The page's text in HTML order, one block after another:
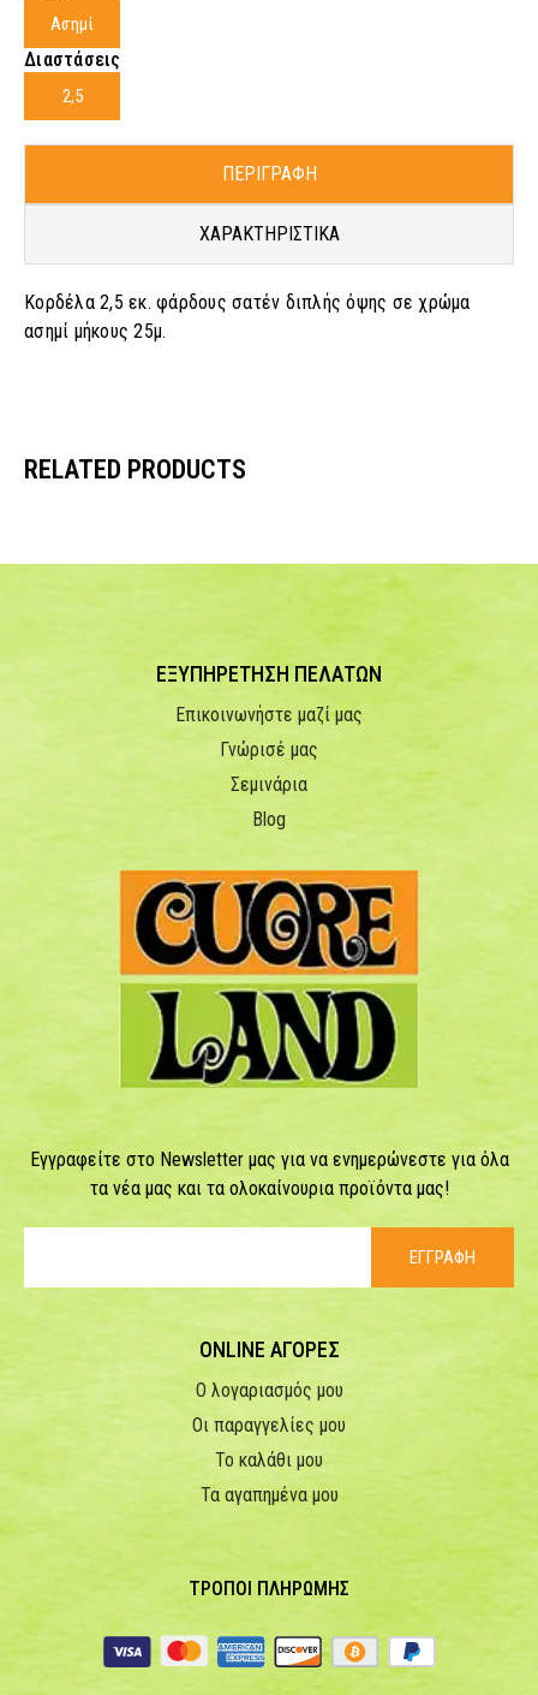
Ασημί
Διαστάσεις
2,5
ΠΕΡΙΓΡΑΦΗ
ΧΑΡΑΚΤΗΡΙΣΤΙΚΑ
Κορδέλα 2,5 εκ. φάρδους σατέν διπλής όψης σε χρώμα
ασημί μήκους 25μ.
RELATED PRODUCTS
ΕΞΥΠΗΡΕΤΗΣΗ ΠΕΛΑΤΩΝ
Επικοινωνήστε μαζί μας
Γνώρισέ μας
Σεμινάρια
Blog
Εγγραφείτε στο Newsletter μας για να ενημερώνεστε για όλα
τα νέα μας και τα ολοκαίνουρια προϊόντα μας!
ΕΓΓΡΑΦΗ
ONLINE ΑΓΟΡΕΣ
Ο λογαριασμός μου
Οι παραγγελίες μου
Το καλάθι μου
Τα αγαπημένα μου
ΤΡΟΠΟΙ ΠΛΗΡΩΜΗΣ